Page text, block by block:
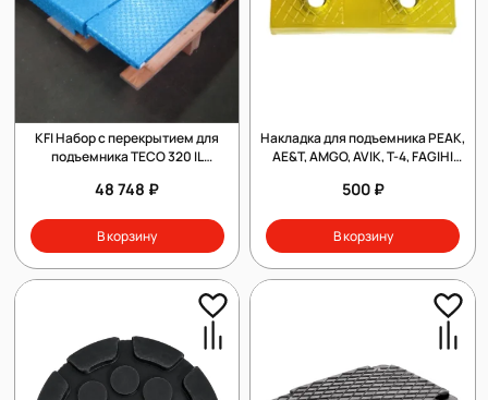
KFI Набор с перекрытием для
подъемника TECO 320 IL
48 748 ₽
В корзину
Накладка для подъемника PEAK,
AE&T, AMGO, AVIK, T-4, FAGIHI
500 ₽
В корзину